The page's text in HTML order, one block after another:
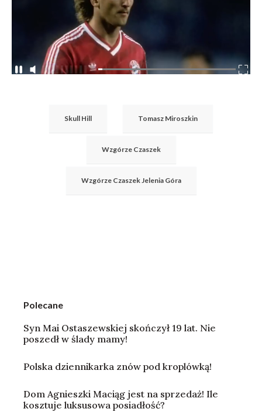
Skull Hill Tomasz Miroszkin
Wzgórze Czaszek
Wzgórze Czaszek Jelenia Góra
Polecane
Syn Mai Ostaszewskiej skończył 19 lat. Nie
poszedł w ślady mamy!
Polska dziennikarka znów pod kroplówką!
Dom Agnieszki Maciąg jest na sprzedaż! Ile
kosztuje luksusowa posiadłość?